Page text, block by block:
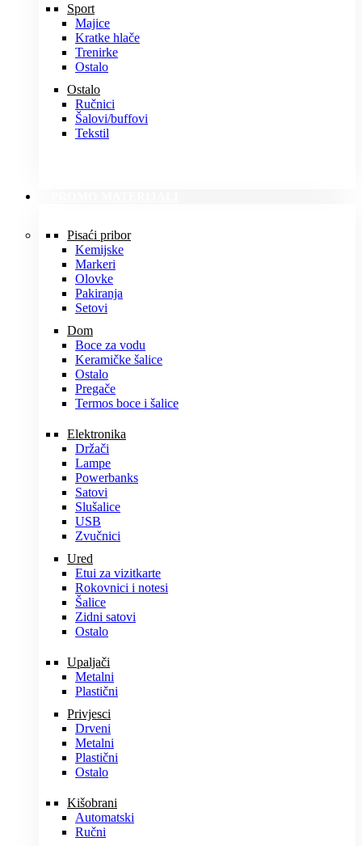
Sport
Majice
Kratke hlače
Trenirke
Ostalo
Ostalo
Ručnici
Šalovi/buffovi
Tekstil
Pisaći pribor
Kemijske
Markeri
Olovke
Pakiranja
Setovi
Dom
Boce za vodu
Keramičke šalice
Ostalo
Pregače
Termos boce i šalice
Elektronika
Držači
Lampe
Powerbanks
Satovi
Slušalice
USB
Zvučnici
Ured
Etui za vizitkarte
Rokovnici i notesi
Šalice
Zidni satovi
Ostalo
Upaljači
Metalni
Plastični
Privjesci
Drveni
Metalni
Plastični
Ostalo
Kišobrani
Automatski
Ručni